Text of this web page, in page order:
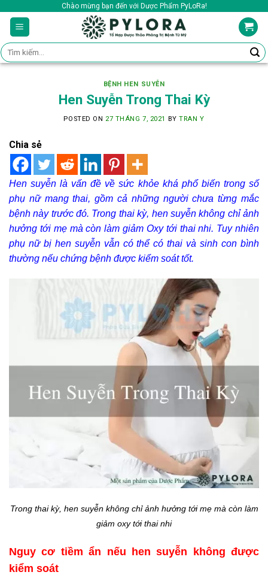
content
Chào mừng bạn đến với Dược Phẩm PyLoRa!
Tìm
kiếm:
BỆNH HEN SUYỄN
Hen Suyễn Trong Thai Kỳ
POSTED ON 27 THÁNG 7, 2021 BYTRAN Y
Chia sẻ
Hen suyễn là vấn đề về sức khỏe khá phổ biến trong số
phụ nữ mang thai, gồm cả những người chưa từng mắc
bệnh này trước đó. Trong thai kỳ, hen suyễn không chỉ ảnh
hưởng tới mẹ mà còn làm giảm Oxy tới thai nhi. Tuy nhiên
phụ nữ bị hen suyễn vẫn có thể có thai và sinh con bình
thường nếu chứng bệnh được kiểm soát tốt.
Trong thai kỳ, hen suyễn không chỉ ảnh hưởng tới mẹ mà còn làm
giảm oxy tới thai nhi
Nguy cơ tiềm ẩn nếu hen suyễn không được
kiểm soát